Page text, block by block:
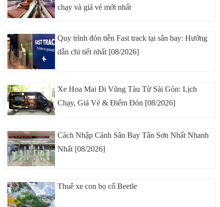
chạy và giá vé mới nhất
Quy trình đón tiễn Fast track tại sân bay: Hướng
dẫn chi tiết nhất [08/2026]
Xe Hoa Mai Đi Vũng Tàu Từ Sài Gòn: Lịch
Chạy, Giá Vé & Điểm Đón [08/2026]
Cách Nhập Cảnh Sân Bay Tân Sơn Nhất Nhanh
Nhất [08/2026]
Thuê xe con bọ cổ Beetle